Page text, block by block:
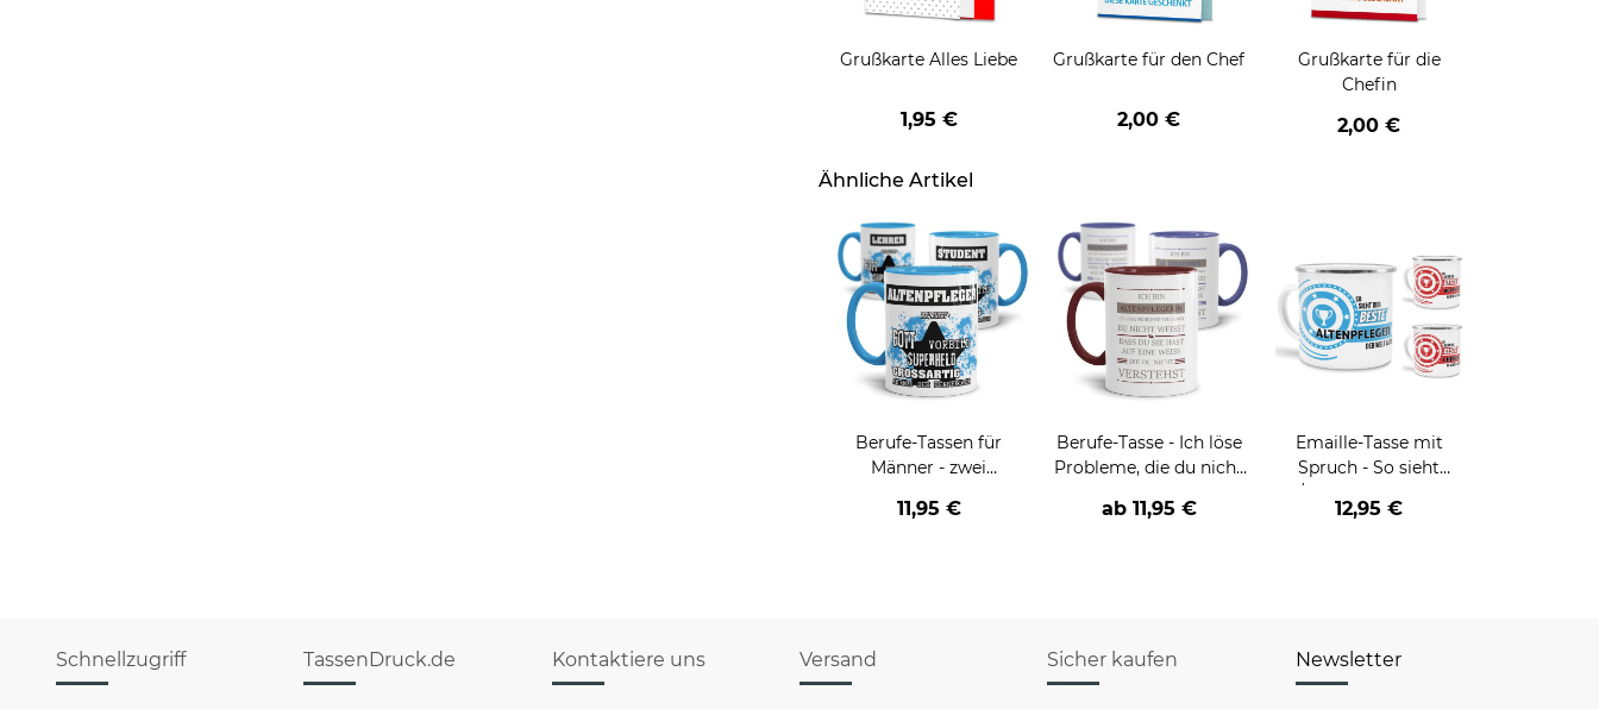
Grußkarte Alles Liebe
1,95 €
Grußkarte für den Chef
2,00 €
Grußkarte für die
Chefin
2,00 €
Ähnliche Artikel
Berufe-Tassen für
Männer - zwei
11,95 €
Berufe-Tasse - Ich löse
Probleme, die du nicht
verschiedene Berufe
ab 11,95 €
Emaille-Tasse mit
Spruch - So sieht
- aus
12,95 €
Schnellzugriff TassenDruck.de Kontaktiere uns Versand Sicher kaufen Newsletter